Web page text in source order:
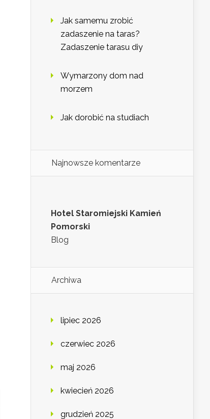
Jak samemu zrobić
zadaszenie na taras?
Zadaszenie tarasu diy
Wymarzony dom nad
morzem
Jak dorobić na studiach
Najnowsze komentarze
Hotel Staromiejski Kamień
Pomorski
Blog
Archiwa
lipiec 2026
czerwiec 2026
maj 2026
kwiecień 2026
grudzień 2025